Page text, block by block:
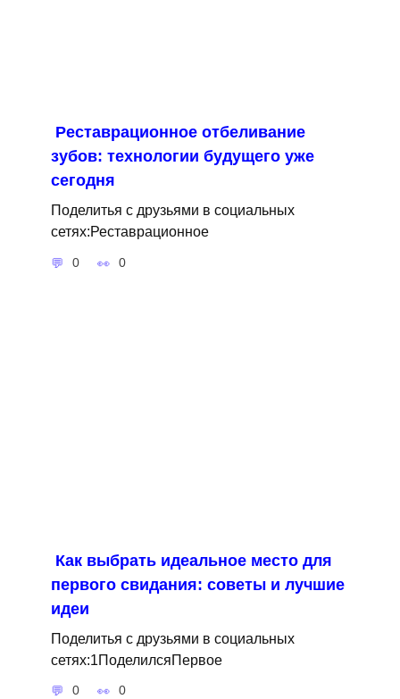
Реставрационное отбеливание
зубов: технологии будущего уже
сегодня
Поделитья с друзьями в социальных
сетях:Реставрационное
0 0
Как выбрать идеальное место для
первого свидания: советы и лучшие
идеи
Поделитья с друзьями в социальных
сетях:1ПоделилсяПервое
0 0